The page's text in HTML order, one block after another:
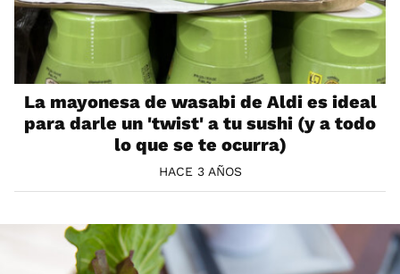
La mayonesa de wasabi de Aldi es ideal
para darle un 'twist' a tu sushi (y a todo
lo que se te ocurra)
HACE 3 AÑOS